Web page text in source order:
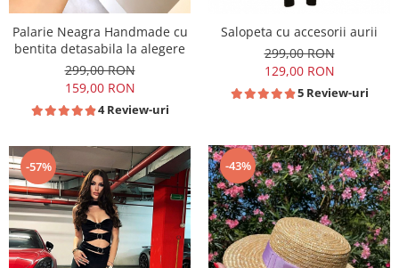
Palarie Neagra Handmade cu
bentita detasabila la alegere
299,00 RON
159,00 RON
4 Review-uri
Salopeta cu accesorii aurii
299,00 RON
129,00 RON
5 Review-uri
-57% -43%